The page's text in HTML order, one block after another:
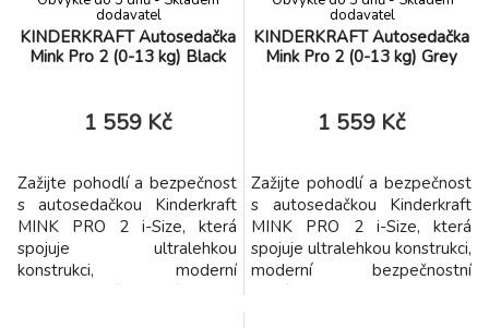
i-Size 360° Black Air 40-105 cm (0-18 kg)
5 999 Kč
ZDARMA
KINDERKRAFT Autosedačka I-Guard Pro I-
KINDERKRAFT Autosedačka
Mink Pro 2 (0-13 kg) Black
dodavatel
1 559 Kč
Zažijte pohodlí a bezpečnost
s autosedačkou Kinderkraft
MINK PRO 2 i-Size, která
spojuje ultralehkou
konstrukci, moderní
KINDERKRAFT Autosedačka
Mink Pro 2 (0-13 kg) Grey
dodavatel
1 559 Kč
Zažijte pohodlí a bezpečnost
s autosedačkou Kinderkraft
MINK PRO 2 i-Size, která
spojuje ultralehkou konstrukci,
moderní bezpečnostní